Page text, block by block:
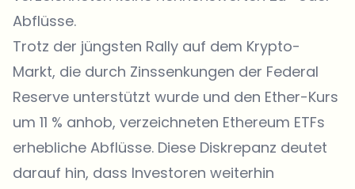
Abflüsse.
Trotz der jüngsten Rally auf dem Krypto-
Markt, die durch Zinssenkungen der Federal
Reserve unterstützt wurde und den Ether-Kurs
um 11 % anhob, verzeichneten Ethereum ETFs
erhebliche Abflüsse. Diese Diskrepanz deutet
darauf hin, dass Investoren weiterhin